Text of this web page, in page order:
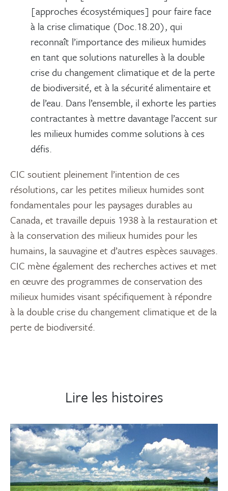
[approches écosystémiques] pour faire face
à la crise climatique (Doc.18.20), qui
reconnaît l’importance des milieux humides
en tant que solutions naturelles à la double
crise du changement climatique et de la perte
de biodiversité, et à la sécurité alimentaire et
de l’eau. Dans l’ensemble, il exhorte les parties
contractantes à mettre davantage l’accent sur
les milieux humides comme solutions à ces
défis.
CIC soutient pleinement l’intention de ces
résolutions, car les petites milieux humides sont
fondamentales pour les paysages durables au
Canada, et travaille depuis 1938 à la restauration et
à la conservation des milieux humides pour les
humains, la sauvagine et d’autres espèces sauvages.
CIC mène également des recherches actives et met
en œuvre des programmes de conservation des
milieux humides visant spécifiquement à répondre
à la double crise du changement climatique et de la
perte de biodiversité.
Lire les histoires